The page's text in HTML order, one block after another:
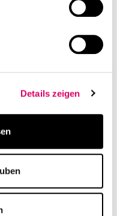
Details zeigen